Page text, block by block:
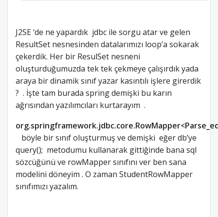
J2SE ‘de ne yapardık jdbc ile sorgu atar ve gelen
ResultSet nesnesinden datalarımızı loop’a sokarak
çekerdik. Her bir ResulSet nesneni
oluşturduğumuzda tek tek çekmeye çalışırdık yada
araya bir dinamik sınıf yazar kasıntılı işlere girerdik
? . İşte tam burada spring demişki bu karın
ağrısından yazılımcıları kurtarayım .
böyle bir sınıf oluşturmuş ve demişki eğer db’ye
query(); metodumu kullanarak gittiğinde bana sql
sözcüğünü ve rowMapper sınıfını ver ben sana
modelini döneyim . O zaman StudentRowMapper
sınıfımızı yazalım.